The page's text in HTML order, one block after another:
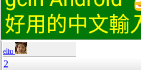
eliu
2